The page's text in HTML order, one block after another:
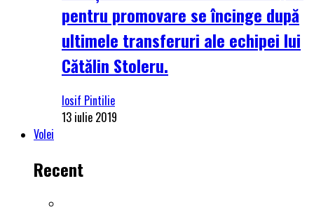
pentru promovare se încinge după
ultimele transferuri ale echipei lui
Cătălin Stoleru.
Iosif Pintilie
13 iulie 2019
Volei
Recent